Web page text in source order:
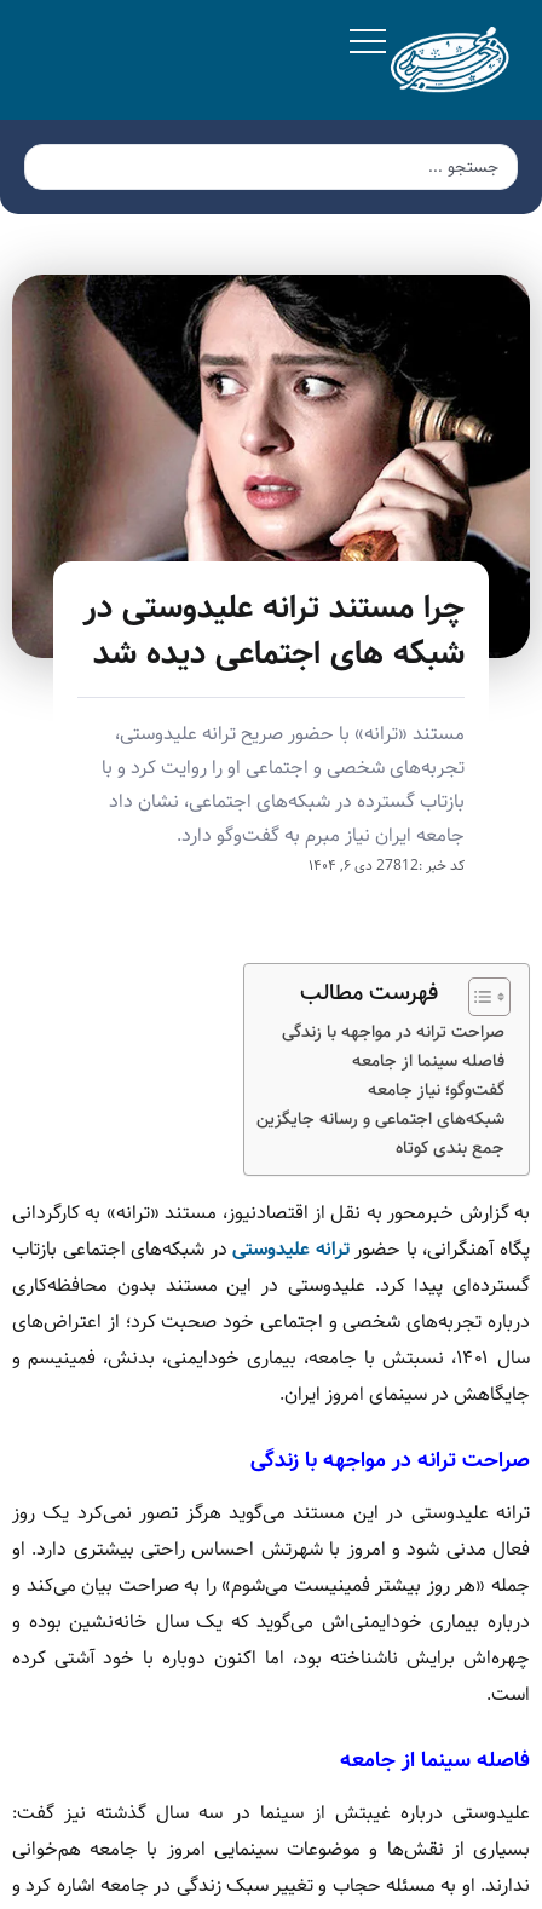
چرا مستند ترانه علیدوستی در
شبکه های اجتماعی دیده شد
مستند «ترانه» با حضور صریح ترانه علیدوستی،
تجربه‌های شخصی و اجتماعی او را روایت کرد و با
بازتاب گسترده در شبکه‌های اجتماعی، نشان داد
جامعه ایران نیاز مبرم به گفت‌وگو دارد.
کد خبر :27812 دی ۶, ۱۴۰۴
فهرست مطالب
صراحت ترانه در مواجهه با زندگی
فاصله سینما از جامعه
گفت‌وگو؛ نیاز جامعه
شبکه‌های اجتماعی و رسانه جایگزین
جمع بندی کوتاه
به گزارش خبرمحور به نقل از اقتصادنیوز، مستند «ترانه» به کارگردانی
پگاه آهنگرانی، با حضور ترانه علیدوستیدر شبکه‌های اجتماعی بازتاب
گسترده‌ای پیدا کرد. علیدوستی در این مستند بدون محافظه‌کاری
درباره تجربه‌های شخصی و اجتماعی خود صحبت کرد؛ از اعتراض‌های
سال ۱۴۰۱، نسبتش با جامعه، بیماری خودایمنی، بدنش، فمینیسم و
جایگاهش در سینمای امروز ایران.
صراحت ترانه در مواجهه با زندگی
ترانه علیدوستی در این مستند می‌گوید هرگز تصور نمی‌کرد یک روز
فعال مدنی شود و امروز با شهرتش احساس راحتی بیشتری دارد. او
جمله «هر روز بیشتر فمینیست می‌شوم» را به صراحت بیان می‌کند و
درباره بیماری خودایمنی‌اش می‌گوید که یک سال خانه‌نشین بوده و
چهره‌اش برایش ناشناخته بود، اما اکنون دوباره با خود آشتی کرده
است.
فاصله سینما از جامعه
علیدوستی درباره غیبتش از سینما در سه سال گذشته نیز گفت:
بسیاری از نقش‌ها و موضوعات سینمایی امروز با جامعه هم‌خوانی
ندارند. او به مسئله حجاب و تغییر سبک زندگی در جامعه اشاره کرد و